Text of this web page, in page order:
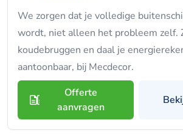
We zorgen dat je volledige
wordt, niet alleen het probleem zelf.
koudebruggen en daal je
aantoonbaar, bij Mecdecor.
Offerte
aanvragen